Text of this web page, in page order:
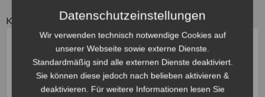
Kommentar *Datenschutzeinstellungen
Wir verwenden technisch notwendige Cookies auf
unserer Webseite sowie externe Dienste.
Standardmäßig sind alle externen Dienste deaktiviert.
Sie können diese jedoch nach belieben aktivieren &
deaktivieren. Für weitere Informationen lesen Sie